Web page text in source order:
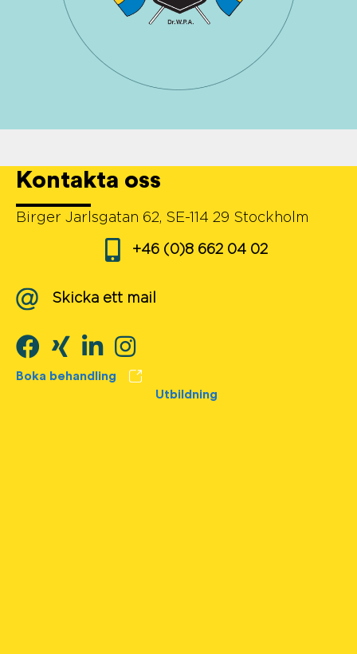
Kontakta oss
Birger Jarlsgatan 62, SE-114 29 Stockholm
+46 (0)8 662 04 02
Skicka ett mail
Boka behandling
Utbildning